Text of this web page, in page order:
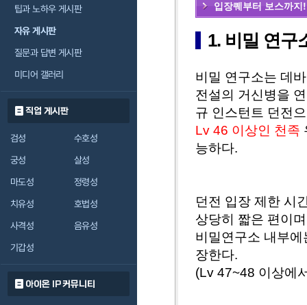
팁과 노하우 게시판
자유 게시판
질문과 답변 게시판
미디어 갤러리
직업 게시판
검성
수호성
궁성
살성
마도성
정령성
치유성
호법성
사격성
음유성
기갑성
아이온 IP 커뮤니티
입장퀘부터 보스까
1. 비밀 연구
비밀 연구소는 데
전설의 거신병을
규 인스턴트 던전
Lv 46 이상인 천족
능하다.
던전 입장 제한 시
상당히 짧은 편이며
비밀연구소 내부
장한다.
(Lv 47~48 이상에